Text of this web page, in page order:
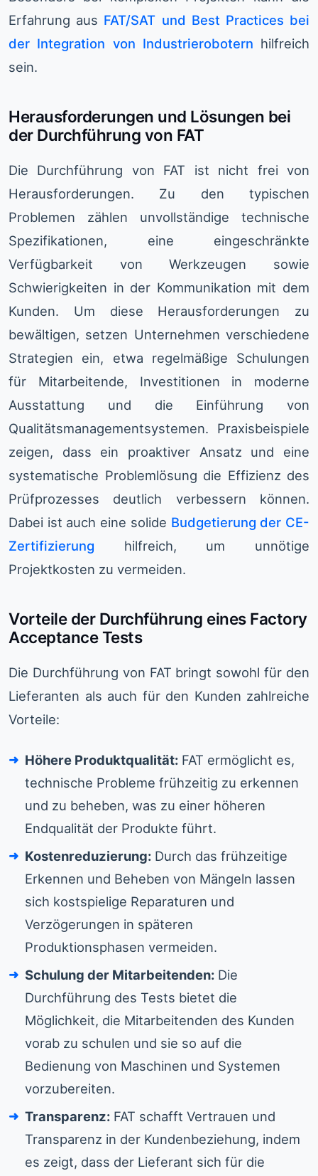
Erfahrung aus FAT/SAT und Best Practices bei
der Integration von Industrierobotern hilfreich
sein.
Herausforderungen und Lösungen bei
der Durchführung von FAT
Die Durchführung von FAT ist nicht frei von
Herausforderungen. Zu den typischen
Problemen zählen unvollständige technische
Spezifikationen, eine eingeschränkte
Verfügbarkeit von Werkzeugen sowie
Schwierigkeiten in der Kommunikation mit dem
Kunden. Um diese Herausforderungen zu
bewältigen, setzen Unternehmen verschiedene
Strategien ein, etwa regelmäßige Schulungen
für Mitarbeitende, Investitionen in moderne
Ausstattung und die Einführung von
Qualitätsmanagementsystemen. Praxisbeispiele
zeigen, dass ein proaktiver Ansatz und eine
systematische Problemlösung die Effizienz des
Prüfprozesses deutlich verbessern können.
Dabei ist auch eine solide Budgetierung der CE-
Zertifizierung hilfreich, um unnötige
Projektkosten zu vermeiden.
Vorteile der Durchführung eines Factory
Acceptance Tests
Die Durchführung von FAT bringt sowohl für den
Lieferanten als auch für den Kunden zahlreiche
Vorteile:
Höhere Produktqualität: FAT ermöglicht es,
technische Probleme frühzeitig zu erkennen
und zu beheben, was zu einer höheren
Endqualität der Produkte führt.
Kostenreduzierung: Durch das frühzeitige
Erkennen und Beheben von Mängeln lassen
sich kostspielige Reparaturen und
Verzögerungen in späteren
Produktionsphasen vermeiden.
Schulung der Mitarbeitenden: Die
Durchführung des Tests bietet die
Möglichkeit, die Mitarbeitenden des Kunden
vorab zu schulen und sie so auf die
Bedienung von Maschinen und Systemen
vorzubereiten.
Transparenz: FAT schafft Vertrauen und
Transparenz in der Kundenbeziehung, indem
es zeigt, dass der Lieferant sich für die